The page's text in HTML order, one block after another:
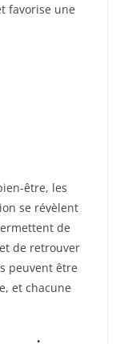
favorise une
être, les
se révèlent
de
de retrouver
peuvent être
et chacune